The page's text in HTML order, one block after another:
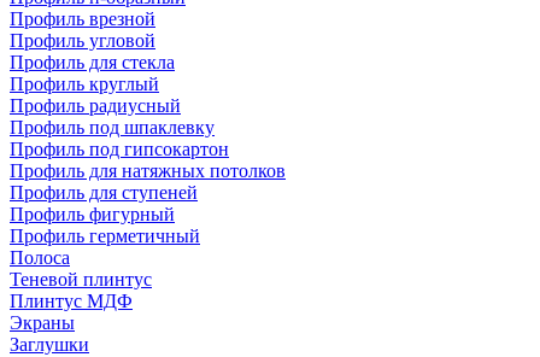
Профиль врезной
Профиль угловой
Профиль для стекла
Профиль круглый
Профиль радиусный
Профиль под шпаклевку
Профиль под гипсокартон
Профиль для натяжных потолков
Профиль для ступеней
Профиль фигурный
Профиль герметичный
Полоса
Теневой плинтус
Плинтус МДФ
Экраны
Заглушки